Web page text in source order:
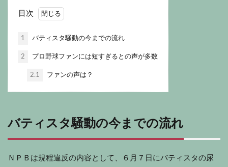
目次
1 バティスタ騒動の今までの流れ
2 プロ野球ファンには短すぎるとの声が多数
2.1 ファンの声は？
バティスタ騒動の今までの流れ
ＮＰＢは規程違反の内容として、６月７日にバティスタの尿